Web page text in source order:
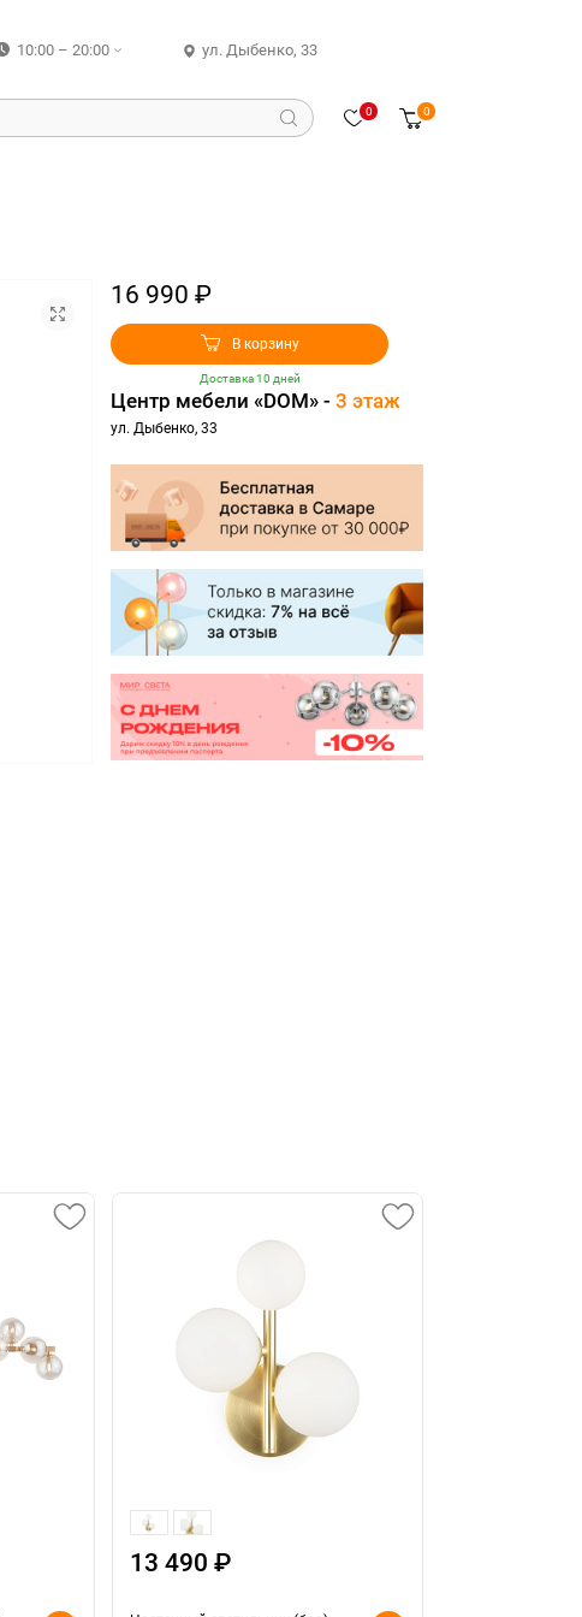
10:00 – 20:00 ул. Дыбенко, 33
0 0
16 990 ₽
В корзину
Доставка 10 дней
Центр мебели «DOM» - 3 этаж
ул. Дыбенко, 33
13 490 ₽